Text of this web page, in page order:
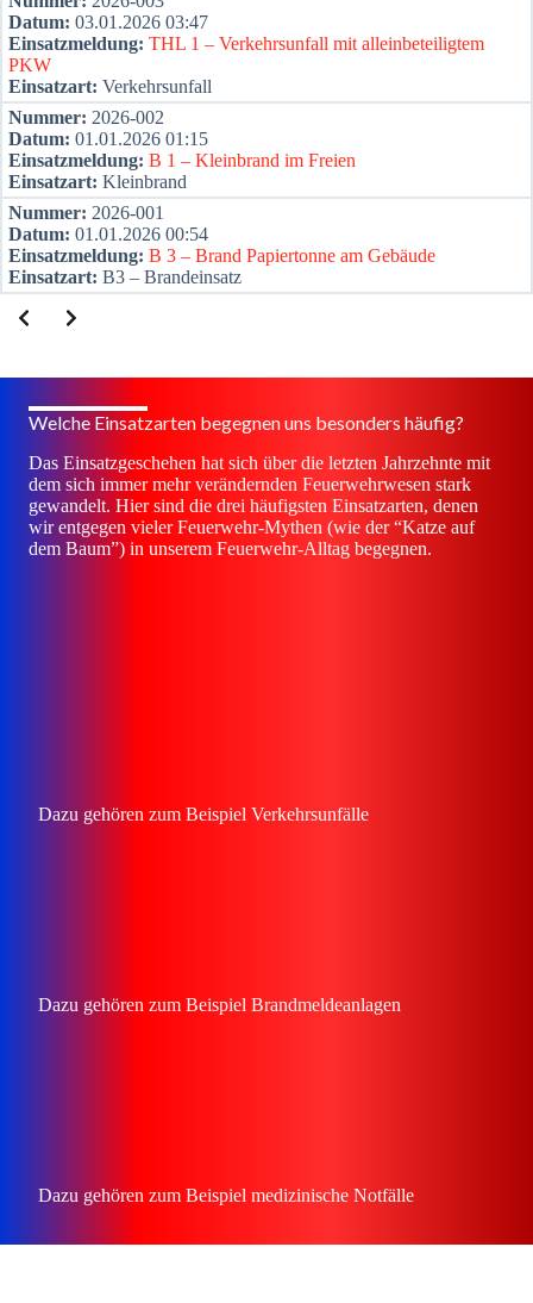
Datum: 03.01.2026 03:47
Ein­satz­mel­dung: THL 1 – Ver­kehrs­un­fall mit allein­be­tei­lig­tem
PKW
Ein­satz­art: Ver­kehrs­un­fall
Num­mer: 2026-002
Datum: 01.01.2026 01:15
Ein­satz­mel­dung: B 1 – Klein­brand im Frei­en
Ein­satz­art: Klein­brand
Num­mer: 2026-001
Datum: 01.01.2026 00:54
Ein­satz­mel­dung: B 3 – Brand Papier­ton­ne am Gebäu­de
Ein­satz­art: B3 – Brand­ein­satz
Wel­che Ein­satz­ar­ten begeg­nen uns beson­ders häu­fig?
Das Ein­satz­ge­sche­hen hat sich über die letz­ten Jahr­zehn­te mit
dem sich immer mehr ver­än­dern­den Feu­er­wehr­we­sen stark
gewan­delt. Hier sind die drei häu­figs­ten Ein­satz­ar­ten, denen
wir ent­ge­gen vie­ler Feu­er­wehr-Mythen (wie der “Kat­ze auf
dem Baum”) in unse­rem Feu­er­wehr-All­tag begeg­nen.
Dazu gehö­ren zum Bei­spiel Ver­kehrs­un­fäl­le
Dazu gehö­ren zum Bei­spiel Brand­mel­de­an­la­gen
Dazu gehö­ren zum Bei­spiel medi­zi­ni­sche Not­fäl­le